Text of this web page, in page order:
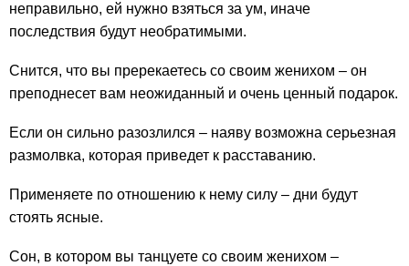
неправильно, ей нужно взяться за ум, иначе
последствия будут необратимыми.
Снится, что вы пререкаетесь со своим женихом – он
преподнесет вам неожиданный и очень ценный подарок.
Если он сильно разозлился – наяву возможна серьезная
размолвка, которая приведет к расставанию.
Применяете по отношению к нему силу – дни будут
стоять ясные.
Сон, в котором вы танцуете со своим женихом –